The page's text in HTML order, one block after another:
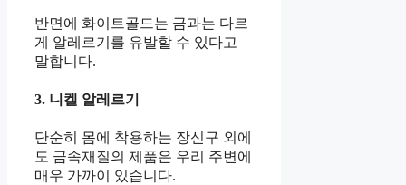
반면에 화이트골드는 금과는 다르
게 알레르기를 유발할 수 있다고
말합니다.
3. 니켈 알레르기
단순히 몸에 착용하는 장신구 외에
도 금속재질의 제품은 우리 주변에
매우 가까이 있습니다.